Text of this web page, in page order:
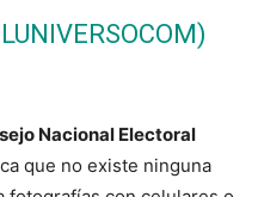
Nacional Electoral
que no existe ninguna